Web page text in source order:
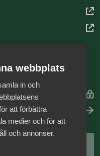
webbplats
in och
att förbättra
medier och för att
och annonser.